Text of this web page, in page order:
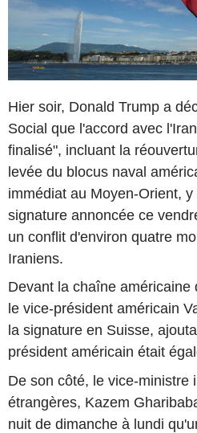
Hier soir, Donald Trump a
Social que l'accord avec
finalisé", incluant la
levée du blocus naval
immédiat au Moyen-Orient,
signature annoncée ce
un conflit d'environ quatre
Iraniens.
Devant la chaîne américaine
le vice-président américain
la signature en Suisse,
président américain était
De son côté, le vice-ministre
étrangères, Kazem
nuit de dimanche à lundi